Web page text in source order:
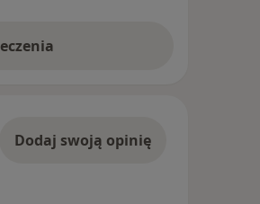
Dodaj swoją opinię